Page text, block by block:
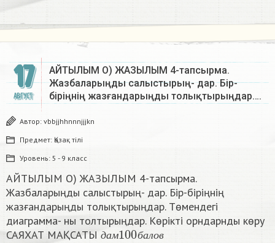
17
АВГУСТ
АЙТЫЛЫМ О) ЖАЗЫЛЫМ 4-тапсырма.
Жазбаларыңды салыстырың- дар. Бір-
біріңнің жазғандарыңды толықтырыңдар….
Автор: vbbjjhhnnnjjjkn
Предмет: Қазақ тiлi
Уровень: 5 - 9 класс
АЙТЫЛЫМ О) ЖАЗЫЛЫМ 4-тапсырма.
Жазбаларыңды салыстырың- дар. Бір-біріңнің
жазғандарыңды толықтырыңдар. Төмендегі
диаграмма- ны толтырыңдар. Көрікті орндарнды көру
САЯХАТ МАҚСАТЫ
д ам б ал о в
дам100б алов